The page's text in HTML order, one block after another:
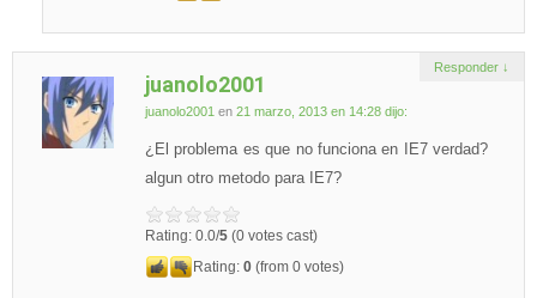
juanolo2001
juanolo2001 en 21 marzo, 2013 en 14:28 dijo:
¿El problema es que no funciona en IE7 verdad?
algun otro metodo para IE7?
Rating: 0.0/5 (0 votes cast)
Rating: 0 (from 0 votes)
Responder ↓